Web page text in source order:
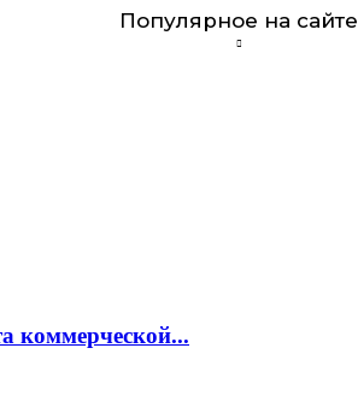
Популярное на сайте
коммерческой...